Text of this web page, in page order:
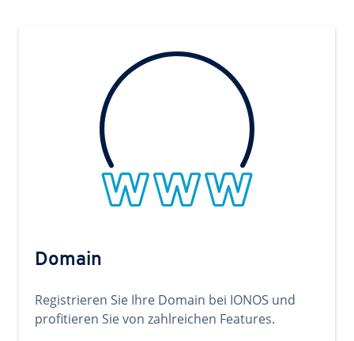
Domain
Registrieren Sie Ihre Domain bei IONOS und
profitieren Sie von zahlreichen Features.